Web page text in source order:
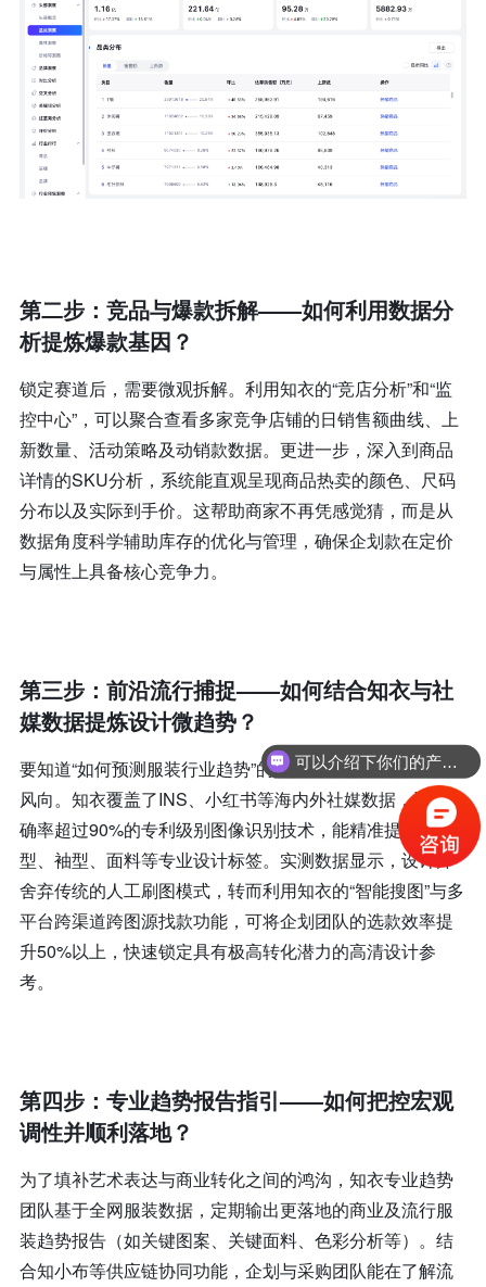
第二步：竞品与爆款拆解——如何利用数据分
析提炼爆款基因？
锁定赛道后，需要微观拆解。利用知衣的“竞店分析”和“监
控中心”，可以聚合查看多家竞争店铺的日销售额曲线、上
新数量、活动策略及动销款数据。更进一步，深入到商品
详情的SKU分析，系统能直观呈现商品热卖的颜色、尺码
分布以及实际到手价。这帮助商家不再凭感觉猜，而是从
数据角度科学辅助库存的优化与管理，确保企划款在定价
与属性上具备核心竞争力。
第三步：前沿流行捕捉——如何结合知衣与社
媒数据提炼设计微趋势？
要知道“如何预测服装行业趋势”的具体细节，必须打通社媒
风向。知衣覆盖了INS、小红书等海内外社媒数据，通过准
确率超过90%的专利级别图像识别技术，能精准提取领
型、袖型、面料等专业设计标签。实测数据显示，设计师
舍弃传统的人工刷图模式，转而利用知衣的“智能搜图”与多
平台跨渠道跨图源找款功能，可将企划团队的选款效率提
升50%以上，快速锁定具有极高转化潜力的高清设计参
考。
第四步：专业趋势报告指引——如何把控宏观
调性并顺利落地？
为了填补艺术表达与商业转化之间的鸿沟，知衣专业趋势
团队基于全网服装数据，定期输出更落地的商业及流行服
装趋势报告（如关键图案、关键面料、色彩分析等）。结
合知小布等供应链协同功能，企划与采购团队能在了解流
你们是怎么收费的呢？